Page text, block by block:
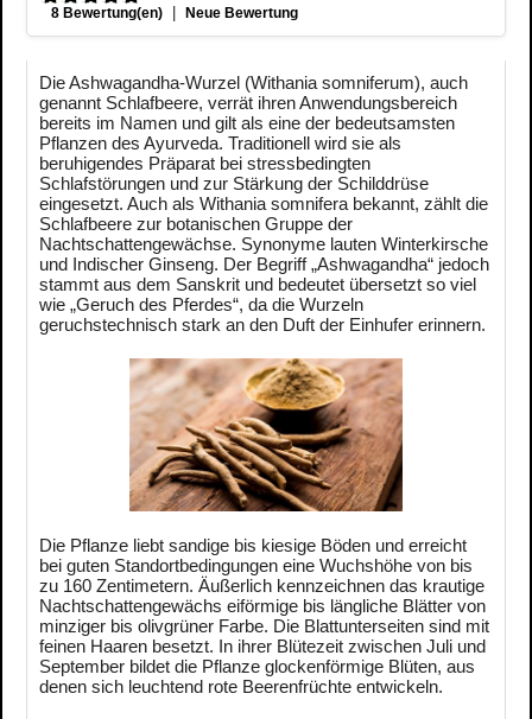
8 Bewertung(en) | Neue Bewertung
Die Ashwagandha-Wurzel (Withania somniferum), auch
genannt Schlafbeere, verrät ihren Anwendungsbereich
bereits im Namen und gilt als eine der bedeutsamsten
Pflanzen des Ayurveda. Traditionell wird sie als
beruhigendes Präparat bei stressbedingten
Schlafstörungen und zur Stärkung der Schilddrüse
eingesetzt. Auch als Withania somnifera bekannt, zählt die
Schlafbeere zur botanischen Gruppe der
Nachtschattengewächse. Synonyme lauten Winterkirsche
und Indischer Ginseng. Der Begriff „Ashwagandha“ jedoch
stammt aus dem Sanskrit und bedeutet übersetzt so viel
wie „Geruch des Pferdes“, da die Wurzeln
geruchstechnisch stark an den Duft der Einhufer erinnern.
Die Pflanze liebt sandige bis kiesige Böden und erreicht
bei guten Standortbedingungen eine Wuchshöhe von bis
zu 160 Zentimetern. Äußerlich kennzeichnen das krautige
Nachtschattengewächs eiförmige bis längliche Blätter von
minziger bis olivgrüner Farbe. Die Blattunterseiten sind mit
feinen Haaren besetzt. In ihrer Blütezeit zwischen Juli und
September bildet die Pflanze glockenförmige Blüten, aus
denen sich leuchtend rote Beerenfrüchte entwickeln.